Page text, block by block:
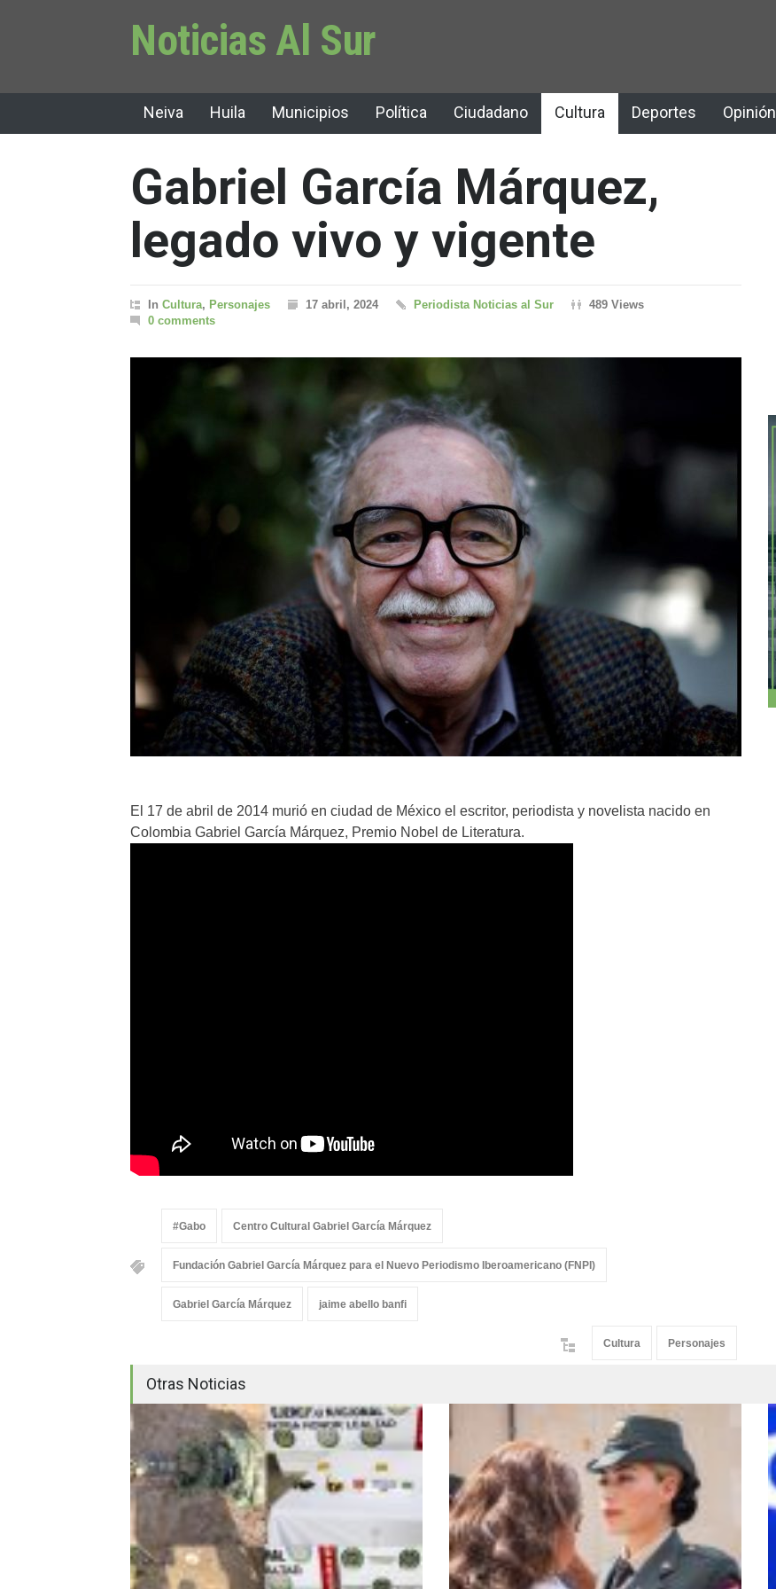
Noticias Al Sur
Neiva Huila Municipios Política Ciudadano Cultura Deportes Opinión
Gabriel García Márquez,
legado vivo y vigente
In Cultura, Personajes 17 abril, 2024 Periodista Noticias al Sur
489 Views
0 comments
El 17 de abril de 2014 murió en ciudad de México el escritor, periodista y novelista nacido en
Colombia Gabriel García Márquez, Premio Nobel de Literatura.
#Gabo Centro Cultural Gabriel García Márquez
Fundación Gabriel García Márquez para el Nuevo Periodismo Iberoamericano (FNPI)
Gabriel García Márquez jaime abello banfi
Cultura Personajes
Otras Noticias